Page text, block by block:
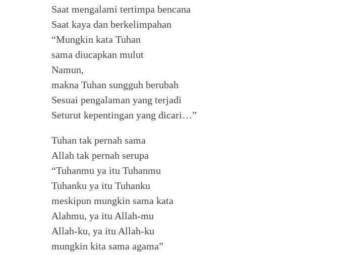
Saat mengalami tertimpa bencana
Saat kaya dan berkelimpahan
“Mungkin kata Tuhan
sama diucapkan mulut
Namun,
makna Tuhan sungguh berubah
Sesuai pengalaman yang terjadi
Seturut kepentingan yang dicari…”
Tuhan tak pernah sama
Allah tak pernah serupa
“Tuhanmu ya itu Tuhanmu
Tuhanku ya itu Tuhanku
meskipun mungkin sama kata
Alahmu, ya itu Allah-mu
Allah-ku, ya itu Allah-ku
mungkin kita sama agama”